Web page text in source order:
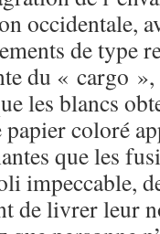
occidentale,
de type
du « cargo
les blancs
coloré
que les
impeccable,
de livrer leur